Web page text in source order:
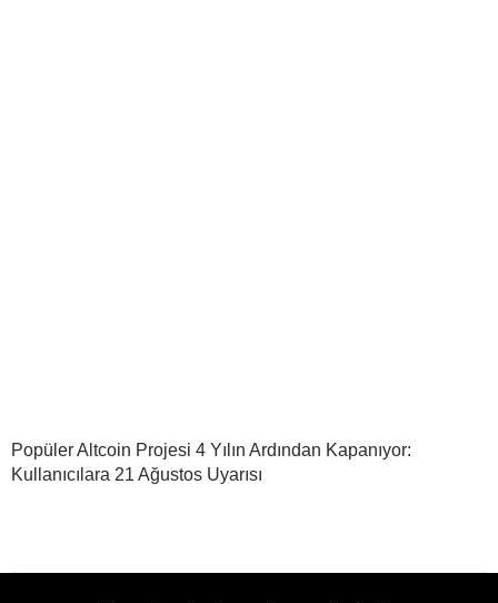
Popüler Altcoin Projesi 4 Yılın Ardından Kapanıyor:
Kullanıcılara 21 Ağustos Uyarısı